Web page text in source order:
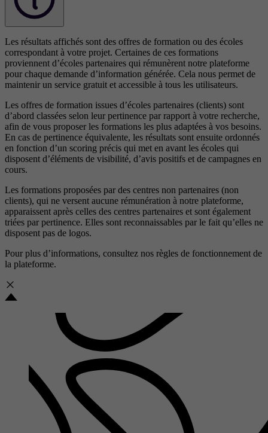
Les résultats affichés sont des offres de formation ou des écoles
correspondant à votre projet. Certaines de ces formations
proviennent d’écoles partenaires qui rémunèrent notre plateforme
pour chaque demande d’information générée. Cela nous permet de
maintenir un service gratuit et accessible à tous les utilisateurs.
Les offres de formation issues d’écoles partenaires (clients) sont
d’abord classées selon leur pertinence par rapport à votre recherche,
afin de vous proposer les formations les plus adaptées à vos besoins.
En cas de pertinence équivalente, les résultats sont ensuite ordonnés
en fonction d’un scoring précis qui met en avant les écoles qui
disposent d’éléments de visibilité, d’avis positifs et de campagnes en
cours.
Les formations proposées par des centres non partenaires (non
clients), qui ne versent aucune rémunération à notre plateforme,
apparaissent après celles des centres partenaires et sont également
triées par pertinence. Elles sont reconnaissables par le fait qu’elles ne
disposent pas de logos.
Pour plus d’informations, consultez nos règles de fonctionnement de
la plateforme.